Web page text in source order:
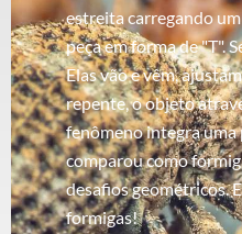
estreita carregando
peça em forma de "T".
Elas vão e vêm,
repente, o objeto
fenômeno integra uma
comparou como
desafios geométricos.
formigas!